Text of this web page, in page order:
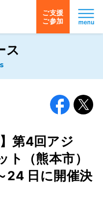
ご支援
ご参加
ス
第4回アジ
ト（熊本市）
24 日に開催決